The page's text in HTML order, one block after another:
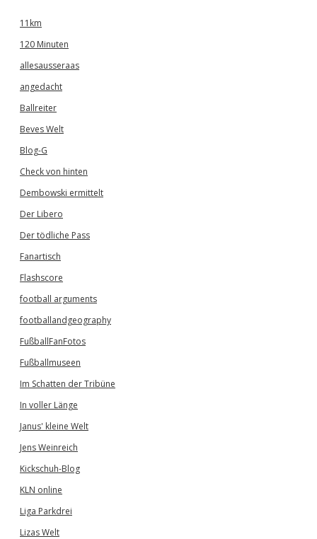
11km
120 Minuten
allesausseraas
angedacht
Ballreiter
Beves Welt
Blog-G
Check von hinten
Dembowski ermittelt
Der Libero
Der tödliche Pass
Fanartisch
Flashscore
football arguments
footballandgeography
FußballFanFotos
Fußballmuseen
Im Schatten der Tribüne
In voller Länge
Janus' kleine Welt
Jens Weinreich
Kickschuh-Blog
KLN online
Liga Parkdrei
Lizas Welt